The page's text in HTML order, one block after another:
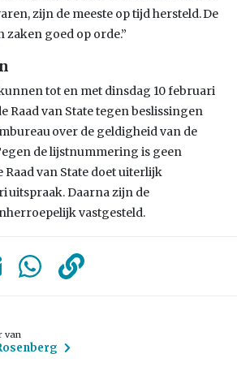
zijn de meeste op tijd hersteld. De
goed op orde.”
tot en met dinsdag 10 februari
Raad van State tegen beslissingen
over de geldigheid van de
de lijstnummering is geen
van State doet uiterlijk
uitspraak. Daarna zijn de
vastgesteld.
van